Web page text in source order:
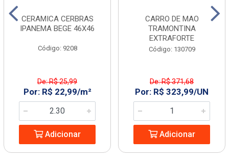
CERAMICA CERBRAS
IPANEMA BEGE 46X46
Código: 9208
De: R$ 25,99
Por: R$ 22,99/m²
Adicionar
CARRO DE MAO
TRAMONTINA
EXTRAFORTE
Código: 130709
De: R$ 371,68
Por: R$ 323,99/UN
Adicionar